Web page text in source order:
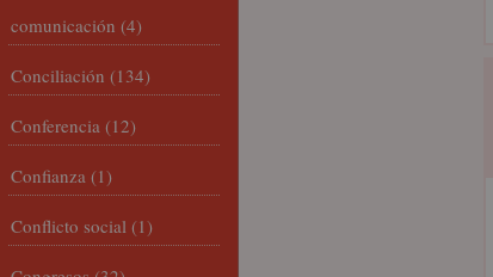
comunicación (4)
Conciliación (134)
Conferencia (12)
Confianza (1)
Conflicto social (1)